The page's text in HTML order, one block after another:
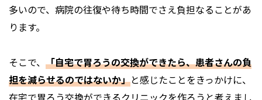
多いので、病院の往復や待ち時間でさえ負担なることがあ
ります。
そこで、 「自宅で胃ろうの交換ができたら、患者さんの負
担を減らせるのではないか」と感じたことをきっかけに、
在宅で胃ろう交換ができるクリニックを作ろうと考えまし